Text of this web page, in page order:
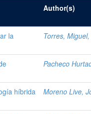
Author(s)
la
Torres,
Pacheco
híbrida
Moreno Live,